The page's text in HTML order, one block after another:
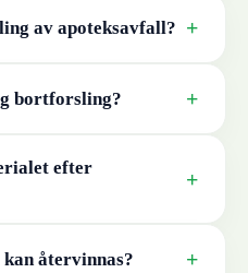
av apoteksavfall? +
bortforsling? +
efter
+
återvinnas? +